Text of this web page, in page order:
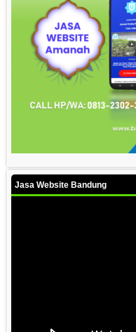
Jasa Website Bandung